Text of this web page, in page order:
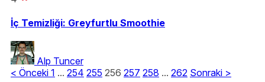
İç Temizliği: Greyfurtlu Smoothie
Alp Tuncer
< Önceki 1 ... 254 255 256 257 258 ... 262 Sonraki >